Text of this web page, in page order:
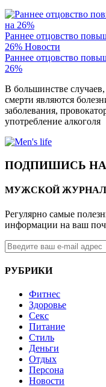
Раннее отцовство
26% Новости
Раннее отцовство
26%
В большинстве
смерти являются
заболевания,
употребление алкоголя
ПОДПИШИСЬ
МУЖСКОЙ ЖУРНАЛ
Регулярно самые
информации на ваш
РУБРИКИ
Фитнес
Здоровье
Секс
Питание
Стиль
Деньги
Отдых
Персона
Новости